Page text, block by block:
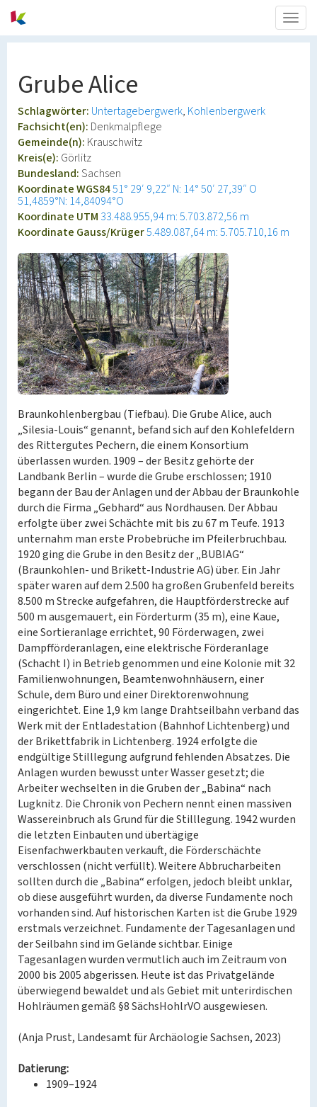
Grube Alice
Schlagwörter: Untertagebergwerk Kohlenbergwerk
Fachsicht(en): Denkmalpflege
Gemeinde(n): Krauschwitz
Kreis(e): Görlitz
Bundesland:Sachsen
Koordinate WGS8451° 29′ 9,22″ N: 14° 50′ 27,39″ O
51,4859°N: 14,84094°O
Koordinate UTM 33.488.955,94 m: 5.703.872,56 m
Koordinate Gauss/Krüger5.489.087,64 m: 5.705.710,16 m
Braunkohlenbergbau (Tiefbau). Die Grube Alice, auch
„Silesia-Louis“ genannt, befand sich auf den Kohlefeldern
des Rittergutes Pechern, die einem Konsortium
überlassen wurden. 1909 – der Besitz gehörte der
Landbank Berlin – wurde die Grube erschlossen; 1910
begann der Bau der Anlagen und der Abbau der Braunkohle
durch die Firma „Gebhard“ aus Nordhausen. Der Abbau
erfolgte über zwei Schächte mit bis zu 67 m Teufe. 1913
unternahm man erste Probebrüche im Pfeilerbruchbau.
1920 ging die Grube in den Besitz der „BUBIAG“
(Braunkohlen- und Brikett-Industrie AG) über. Ein Jahr
später waren auf dem 2.500 ha großen Grubenfeld bereits
8.500 m Strecke aufgefahren, die Hauptförderstrecke auf
500 m ausgemauert, ein Förderturm (35 m), eine Kaue,
eine Sortieranlage errichtet, 90 Förderwagen, zwei
Dampfförderanlagen, eine elektrische Förderanlage
(Schacht I) in Betrieb genommen und eine Kolonie mit 32
Familienwohnungen, Beamtenwohnhäusern, einer
Schule, dem Büro und einer Direktorenwohnung
eingerichtet. Eine 1,9 km lange Drahtseilbahn verband das
Werk mit der Entladestation (Bahnhof Lichtenberg) und
der Brikettfabrik in Lichtenberg. 1924 erfolgte die
endgültige Stilllegung aufgrund fehlenden Absatzes. Die
Anlagen wurden bewusst unter Wasser gesetzt; die
Arbeiter wechselten in die Gruben der „Babina“ nach
Lugknitz. Die Chronik von Pechern nennt einen massiven
Wassereinbruch als Grund für die Stilllegung. 1942 wurden
die letzten Einbauten und übertägige
Eisenfachwerkbauten verkauft, die Förderschächte
verschlossen (nicht verfüllt). Weitere Abbrucharbeiten
sollten durch die „Babina“ erfolgen, jedoch bleibt unklar,
ob diese ausgeführt wurden, da diverse Fundamente noch
vorhanden sind. Auf historischen Karten ist die Grube 1929
erstmals verzeichnet. Fundamente der Tagesanlagen und
der Seilbahn sind im Gelände sichtbar. Einige
Tagesanlagen wurden vermutlich auch im Zeitraum von
2000 bis 2005 abgerissen. Heute ist das Privatgelände
überwiegend bewaldet und als Gebiet mit unterirdischen
Hohlräumen gemäß §8 SächsHohlrVO ausgewiesen.
(Anja Prust, Landesamt für Archäologie Sachsen, 2023)
Datierung:
1909–1924